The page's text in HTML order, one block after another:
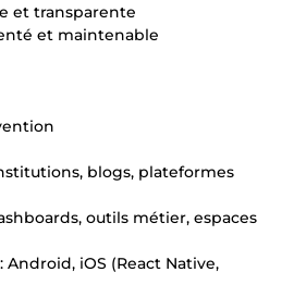
et transparente
et maintenable
blogs, plateformes
outils métier, espaces
iOS (React Native,